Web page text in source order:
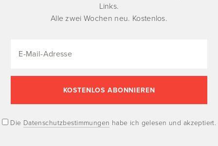
Links.
Alle zwei Wochen neu. Kostenlos.
Die Datenschutzbestimmungen habe ich gelesen und akzeptiert.